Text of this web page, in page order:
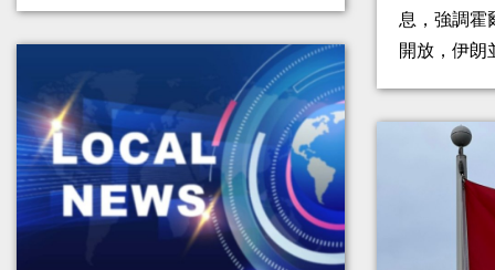
息，強調霍
開放，伊